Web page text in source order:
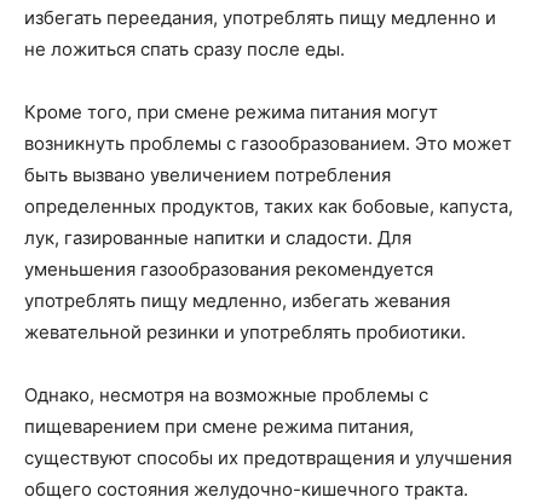
избегать переедания, употреблять пищу медленно и
не ложиться спать сразу после еды.
Кроме того, при смене режима питания могут
возникнуть проблемы с газообразованием. Это может
быть вызвано увеличением потребления
определенных продуктов, таких как бобовые, капуста,
лук, газированные напитки и сладости. Для
уменьшения газообразования рекомендуется
употреблять пищу медленно, избегать жевания
жевательной резинки и употреблять пробиотики.
Однако, несмотря на возможные проблемы с
пищеварением при смене режима питания,
существуют способы их предотвращения и улучшения
общего состояния желудочно-кишечного тракта.